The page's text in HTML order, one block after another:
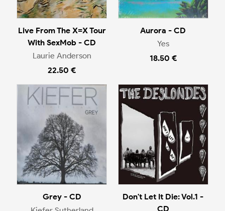
Live From The X=X Tour
With SexMob - CD
Laurie Anderson
22.50 €
Aurora - CD
Yes
18.50 €
Grey - CD
Don't Let It Die: Vol.1 -
CD